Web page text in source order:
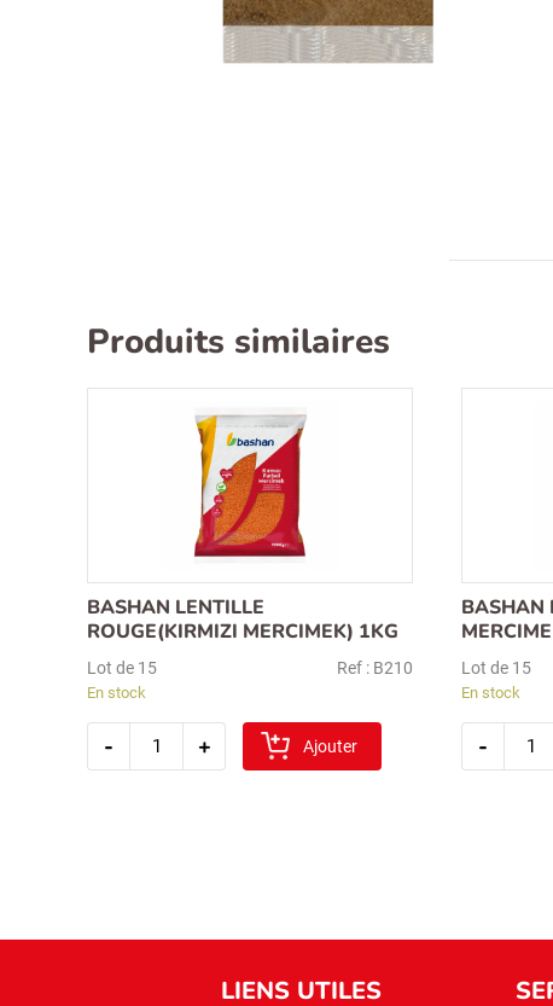
Produits similaires
BASHAN LENTILLE
ROUGE(KIRMIZI MERCIMEK) 1KG
Lot de 15 Ref : B210
En stock
-
quantité
+ Ajouter
BASHAN
Lot de 15
En stock
-
LIENS UTILES
pour :